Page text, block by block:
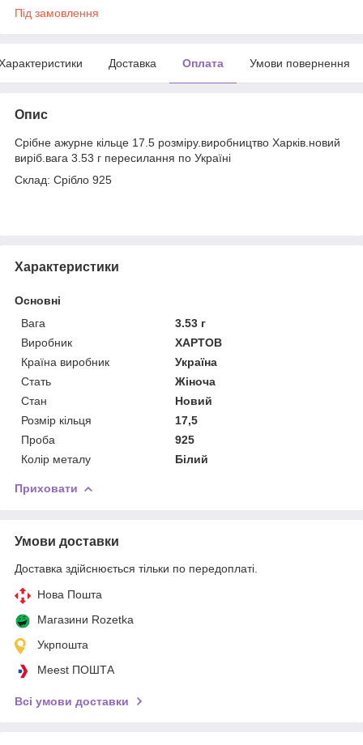
Під замовлення
Доставка Оплата Умови повернення
Опис
Срібне ажурне кільце 17.5 розміру.виробництво Харків.новий
виріб.вага 3.53 г пересилання по Україні
Склад: Срібло 925
Характеристики
Основні
Вага
3.53 г
Виробник
ХАРТОВ
Країна виробник
Україна
Стать
Жіноча
Стан
Новий
Розмір кільця
17,5
Проба
925
Колір металу
Білий
Приховати
Умови доставки
Доставка здійснюється тільки по передоплаті.
Нова Пошта
Магазини Rozetka
Укрпошта
Meest ПОШТА
Всі умови доставки